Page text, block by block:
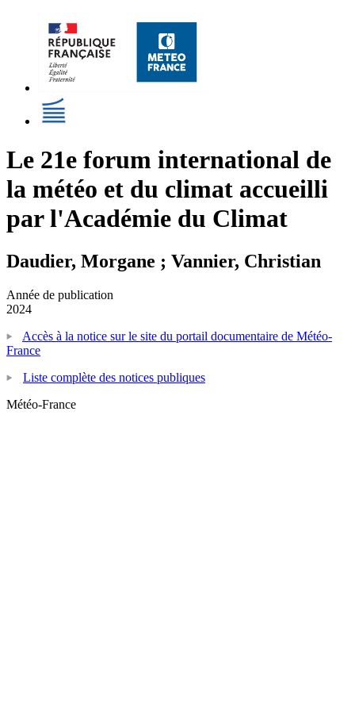
Le 21e forum international de
la météo et du climat accueilli
par l'Académie du Climat
Daudier, Morgane ; Vannier, Christian
Année de publication
2024
Accès à la notice sur le site du portail documentaire de Météo-
France
Liste complète des notices publiques
Météo-France